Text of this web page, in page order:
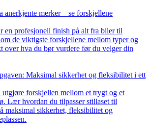
anerkjente merker – se forskjellene
en profesjonell finish på alt fra biler til
de viktigste forskjellene mellom typer og
over hva du bør vurdere før du velger din
Maksimal sikkerhet og fleksibilitet i ett
forskjellen mellom et trygt og et
Lær hvordan du tilpasser stillaset til
maksimal sikkerhet, fleksibilitet og